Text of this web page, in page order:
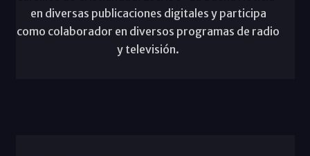
en diversas publicaciones digitales y participa
como colaborador en diversos programas de radio
y televisión.